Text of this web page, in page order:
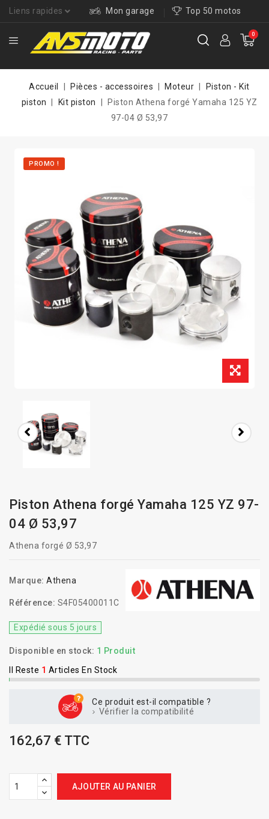
Liens rapides Mon garage Top 50 motos
0
Accueil Pièces - accessoires Moteur
Piston - Kit
piston
Kit piston
Piston Athena forgé Yamaha 125 YZ
97-04 Ø 53,97
PROMO !
Piston Athena forgé Yamaha 125 YZ 97-
04 Ø 53,97
Athena forgé Ø 53,97
Marque: Athena
Référence: S4F05400011C
Expédié sous 5 jours
Disponible en stock: 1 Produit
Il Reste 1 Articles En Stock
Ce produit est-il compatible ?
Vérifier la compatibilité
162,67 € TTC
AJOUTER AU PANIER